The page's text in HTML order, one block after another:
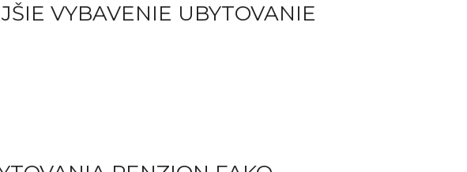
VYBAVENIE UBYTOVANIE